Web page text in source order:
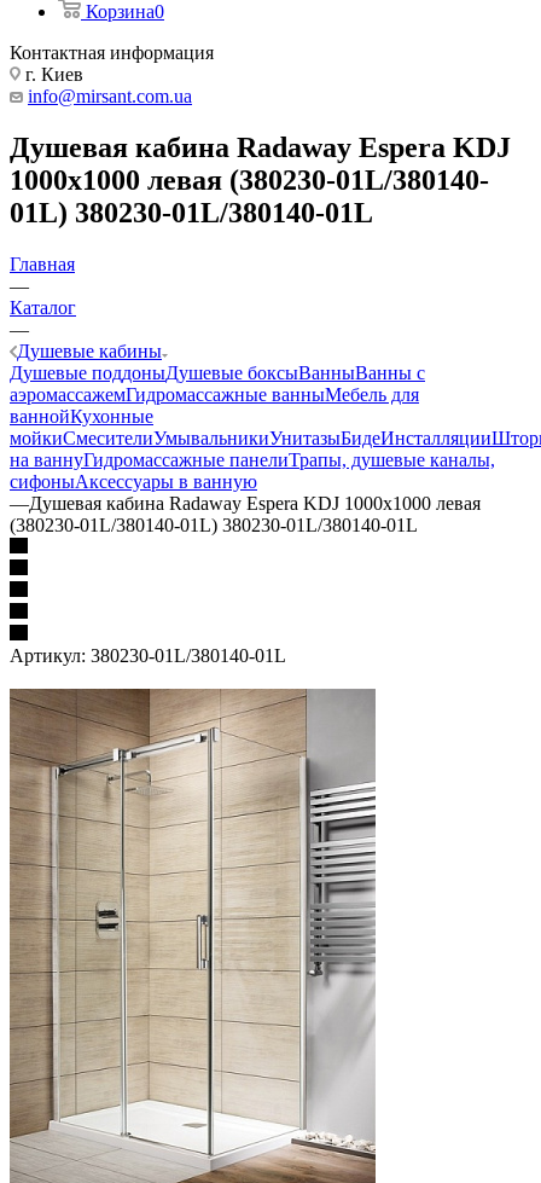
Корзина0
Контактная информация
г. Киев
info@mirsant.com.ua
Душевая кабина Radaway Espera KDJ
1000x1000 левая (380230-01L/380140-
01L) 380230-01L/380140-01L
Главная
—
Каталог
—
Душевые кабины
Душевые поддоныДушевые боксыВанныВанны с
аэромассажемГидромассажные ванныМебель для
ваннойКухонные
мойкиСмесителиУмывальникиУнитазыБидеИнсталляции
на ваннуГидромассажные панелиТрапы, душевые каналы,
сифоныАксессуары в ванную
—Душевая кабина Radaway Espera KDJ 1000x1000 левая
(380230-01L/380140-01L) 380230-01L/380140-01L
Артикул: 380230-01L/380140-01L